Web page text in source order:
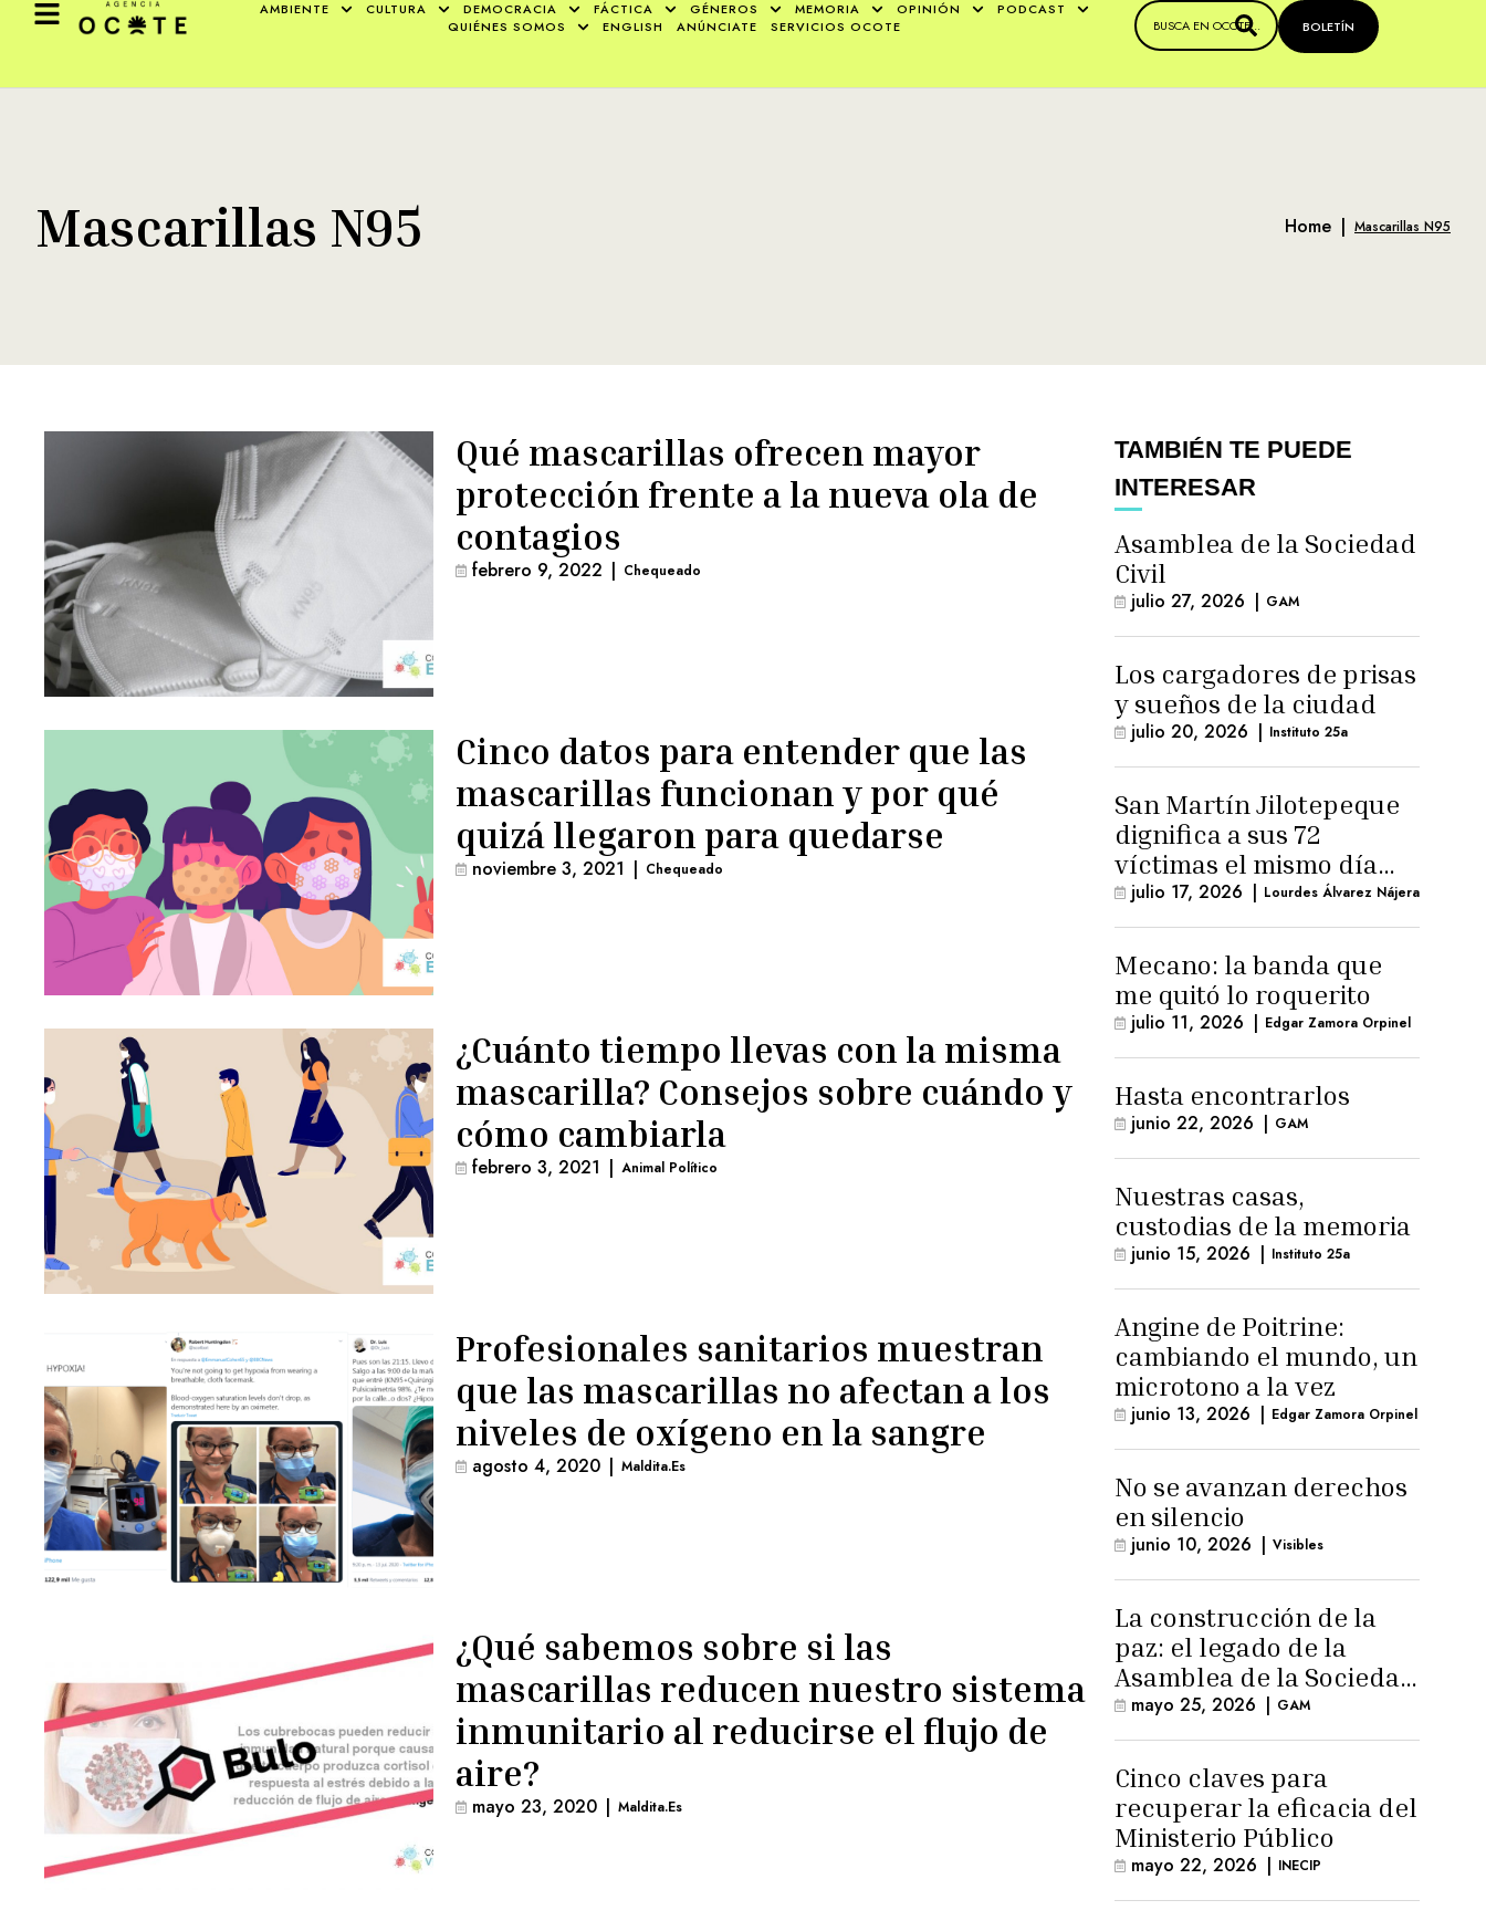
AMBIENTE CULTURA DEMOCRACIA FÁCTICA GÉNEROS MEMORIA OPINIÓN
PODCAST
QUIÉNES SOMOS
ENGLISH ANÚNCIATE SERVICIOS OCOTE BOLETÍN
Mascarillas N95 Home | Mascarillas N95
Qué mascarillas ofrecen mayor
protección frente a la nueva ola de
contagios
febrero 9, 2022 | Chequeado
Cinco datos para entender que las
mascarillas funcionan y por qué
quizá llegaron para quedarse
noviembre 3, 2021 | Chequeado
¿Cuánto tiempo llevas con la misma
mascarilla? Consejos sobre cuándo y
cómo cambiarla
febrero 3, 2021 | Animal Político
Profesionales sanitarios muestran
que las mascarillas no afectan a los
niveles de oxígeno en la sangre
agosto 4, 2020 | Maldita.es
¿Qué sabemos sobre si las
mascarillas reducen nuestro sistema
inmunitario al reducirse el flujo de
aire?
mayo 23, 2020 | Maldita.es
TAMBIÉN TE PUEDE
INTERESAR
Asamblea de la Sociedad
Civil
julio 27, 2026 | GAM
Los cargadores de prisas
y sueños de la ciudad
julio 20, 2026 | Instituto 25a
San Martín Jilotepeque
dignifica a sus 72
víctimas el mismo día
que Benedicto Lucas
logra arresto
domiciliario
julio 17, 2026 | Lourdes Álvarez Nájera
Mecano: la banda que
me quitó lo roquerito
julio 11, 2026 | Edgar Zamora Orpinel
Hasta encontrarlos
junio 22, 2026 | GAM
Nuestras casas,
custodias de la memoria
junio 15, 2026 | Instituto 25a
Angine de Poitrine:
cambiando el mundo, un
microtono a la vez
junio 13, 2026 | Edgar Zamora Orpinel
No se avanzan derechos
en silencio
junio 10, 2026 | Visibles
La construcción de la
paz: el legado de la
Asamblea de la Sociedad
Civil
mayo 25, 2026 | GAM
Cinco claves para
recuperar la eficacia del
Ministerio Público
mayo 22, 2026 | INECIP